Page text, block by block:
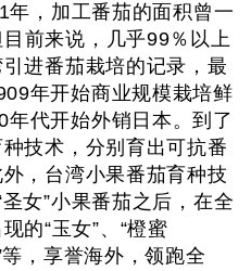
，加工番茄的面积曾一
前来说，几乎99％以上
进番茄栽培的记录，最
年开始商业规模栽培鲜
代开始外销日本。到了
技术，分别育出可抗番
，台湾小果番茄育种技
女”小果番茄之后，在全
的“玉女”、“橙蜜
等，享誉海外，领跑全